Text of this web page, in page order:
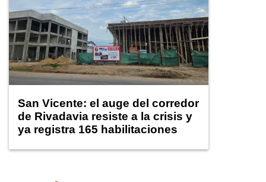
San Vicente: el auge del corredor
de Rivadavia resiste a la crisis y
ya registra 165 habilitaciones